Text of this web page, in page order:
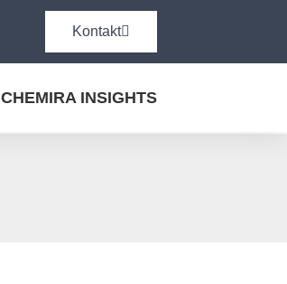
Kontakt
CHEMIRA INSIGHTS